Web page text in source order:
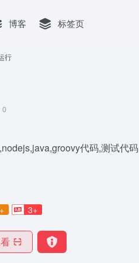
博客 标签页
行
0
代码,测试代码
3+